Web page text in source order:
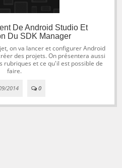
De Android Studio Et
Du SDK Manager
on va lancer et configurer Android
des projets. On présentera aussi
rubriques et ce qu'il est possible de
faire.
2014 0